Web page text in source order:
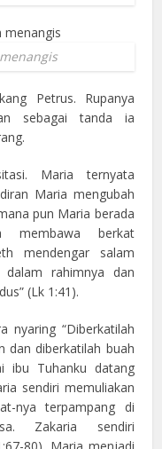
Petrus. Rupanya
sebagai tanda ia
Maria ternyata
Maria mengubah
pun Maria berada
membawa berkat
mendengar salam
rahimnya dan
(Lk 1:41).
nyaring “Diberkatilah
dan diberkatilah buah
ibu Tuhanku datang
sendiri memuliakan
nya terpampang di
Zakaria sendiri